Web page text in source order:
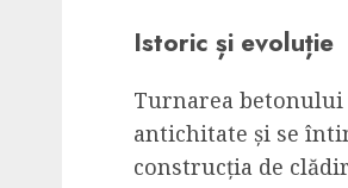
Istoric și evoluție
Turnarea betonului
antichitate și se
construcția de